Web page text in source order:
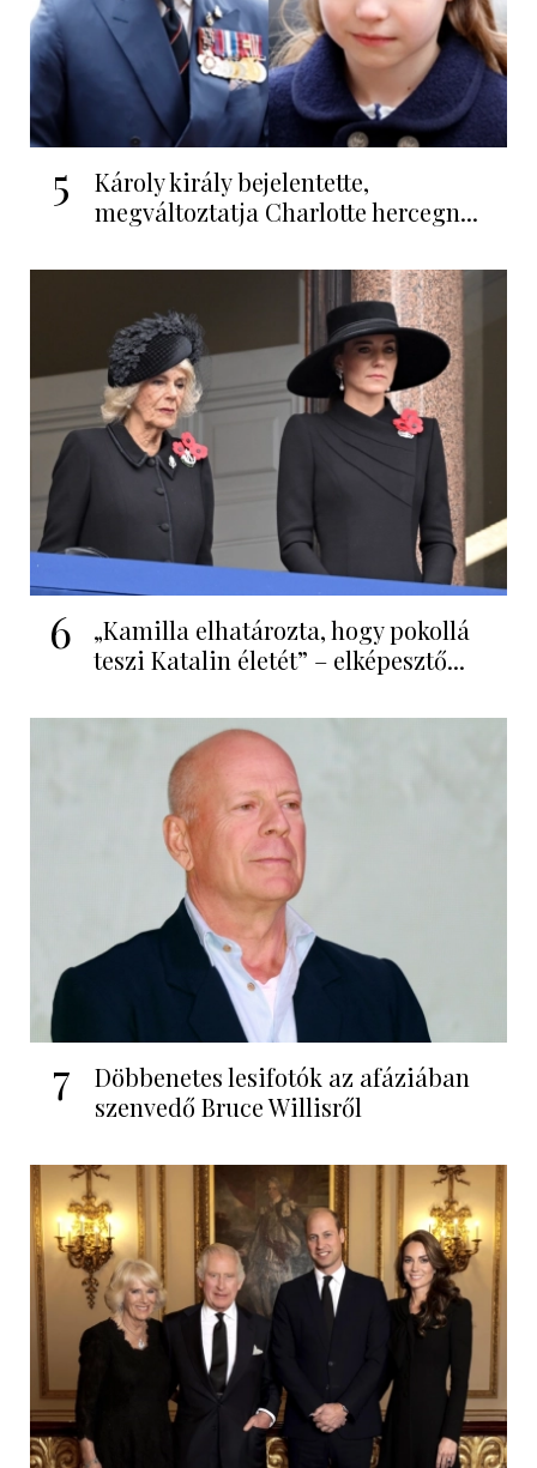
5
Károly király bejelentette,
megváltoztatja Charlotte hercegn...
6
„Kamilla elhatározta, hogy pokollá
teszi Katalin életét” – elképesztő...
7
Döbbenetes lesifotók az afáziában
szenvedő Bruce Willisről